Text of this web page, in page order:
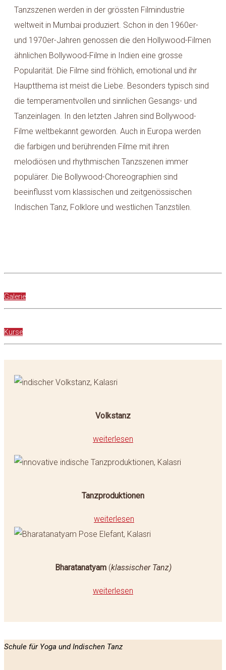
Tanzszenen werden in der grössten Filmindustrie
weltweit in Mumbai produziert. Schon in den 1960er-
und 1970er-Jahren genossen die den Hollywood-Filmen
ähnlichen Bollywood-Filme in Indien eine grosse
Popularität. Die Filme sind fröhlich, emotional und ihr
Hauptthema ist meist die Liebe. Besonders typisch sind
die temperamentvollen und sinnlichen Gesangs- und
Tanzeinlagen. In den letzten Jahren sind Bollywood-
Filme weltbekannt geworden. Auch in Europa werden
die farbigen und berührenden Filme mit ihren
melodiösen und rhythmischen Tanzszenen immer
populärer. Die Bollywood-Choreographien sind
beeinflusst vom klassischen und zeitgenössischen
Indischen Tanz, Folklore und westlichen Tanzstilen.
Galerie
Kurse
Volkstanz
weiterlesen
Tanzproduktionen
weiterlesen
Bharatanatyam (klassischer Tanz)
weiterlesen
Schule für Yoga und Indischen Tanz